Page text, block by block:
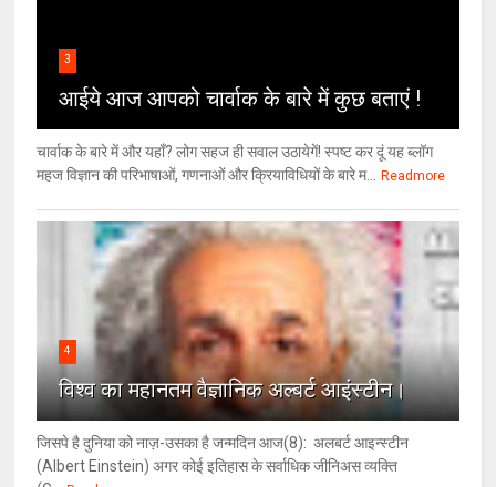
3
आईये आज आपको चार्वाक के बारे में कुछ बताएं !
चार्वाक के बारे में और यहाँ? लोग सहज ही सवाल उठायेगें! स्पष्ट कर दूं यह ब्लॉग
महज विज्ञान की परिभाषाओं, गणनाओं और क्रियाविधियों के बारे म...
Readmore
4
विश्‍व का महानतम वैज्ञानिक अल्बर्ट आइंस्टीन।
जिसपे है दुनिया को नाज़-उसका है जन्मदिन आज(8): अलबर्ट आइन्स्टीन
(Albert Einstein) अगर कोई इतिहास के सर्वाधिक जीनिअस व्यक्ति